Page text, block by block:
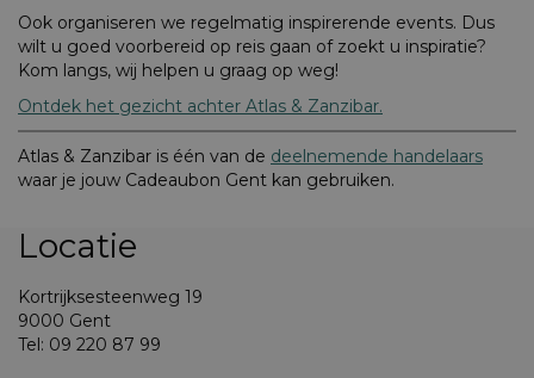
Ook organiseren we regelmatig inspirerende events. Dus
wilt u goed voorbereid op reis gaan of zoekt u inspiratie?
Kom langs, wij helpen u graag op weg!
Ontdek het gezicht achter Atlas & Zanzibar.
Atlas & Zanzibar is één van de deelnemende handelaars
waar je jouw Cadeaubon Gent kan gebruiken.
Locatie
Kortrijksesteenweg 19
9000 Gent
Tel: 09 220 87 99